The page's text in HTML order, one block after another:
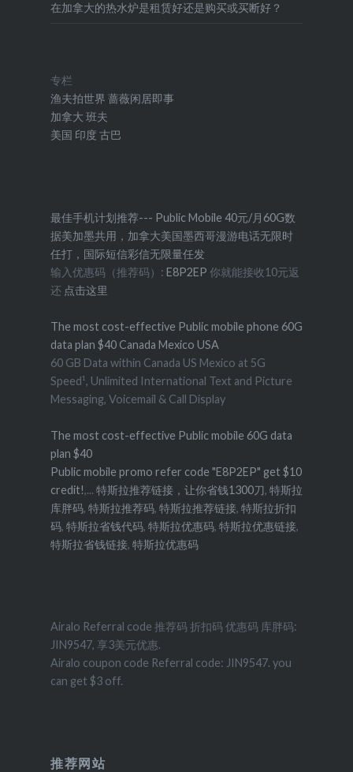
在加拿大的热水炉是租赁好还是购买或买断好？
专栏
渔夫拍世界 蔷薇闲居即事
加拿大 班夫
美国 印度 古巴
最佳手机计划推荐--- Public Mobile 40元/月60G数
据美加墨共用，加拿大美国墨西哥漫游电话无限时
任打，国际短信彩信无限量任发
输入优惠码（推荐码）: E8P2EP 你就能接收10元返
还 点击这里
The most cost-effective Public mobile phone 60G
data plan $40 Canada Mexico USA
60 GB Data within Canada US Mexico at 5G
Speed¹, Unlimited International Text and Picture
Messaging, Voicemail & Call Display
The most cost-effective Public mobile 60G data
plan $40
Public mobile promo refer code "E8P2EP" get $10
credit!,... 特斯拉推荐链接，让你省钱1300刀, 特斯拉
库胖码, 特斯拉推荐码, 特斯拉推荐链接, 特斯拉折扣
码, 特斯拉省钱代码, 特斯拉优惠码, 特斯拉优惠链接,
特斯拉省钱链接, 特斯拉优惠码
Airalo Referral code 推荐码 折扣码 优惠码 库胖码:
JIN9547, 享3美元优惠.
Airalo coupon code Referral code: JIN9547. you
can get $3 off.
推荐网站